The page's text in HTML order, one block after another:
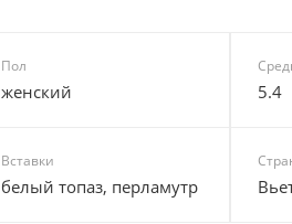
Пол
женский 5.4
Вставки
белый топаз, перламутр